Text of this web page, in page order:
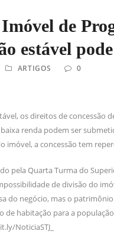
Imóvel de
estável
ARTIGOS 0
os direitos de concessão
renda podem ser
imóvel, a concessão tem
pela Quarta Turma do
de divisão do
do negócio, mas o
de habitação para a
NoticiaSTJ_